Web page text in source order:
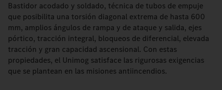
Bastidor acodado y soldado, técnica de tubos de empuje
que posibilita una torsión diagonal extrema de hasta 600
mm, amplios ángulos de rampa y de ataque y salida, ejes
pórtico, tracción integral, bloqueos de diferencial, elevada
tracción y gran capacidad ascensional. Con estas
propiedades, el Unimog satisface las rigurosas exigencias
que se plantean en las misiones antiincendios.